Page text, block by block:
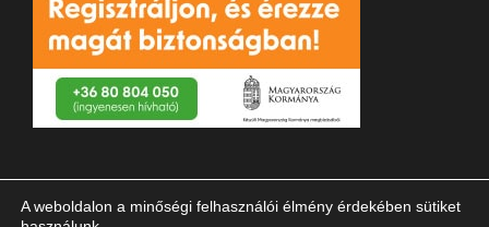
A weboldalon a minőségi felhasználói élmény érdekében sütiket